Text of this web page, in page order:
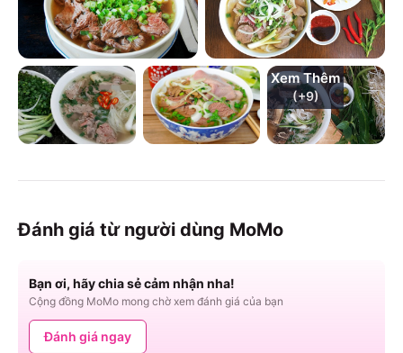
Xem Thêm
(+9)
Đánh giá từ người dùng MoMo
Bạn ơi, hãy chia sẻ cảm nhận nha!
Cộng đồng MoMo mong chờ xem đánh giá của bạn
Đánh giá ngay